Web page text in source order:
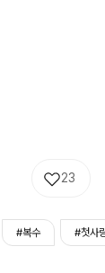
23
#복수 #첫사